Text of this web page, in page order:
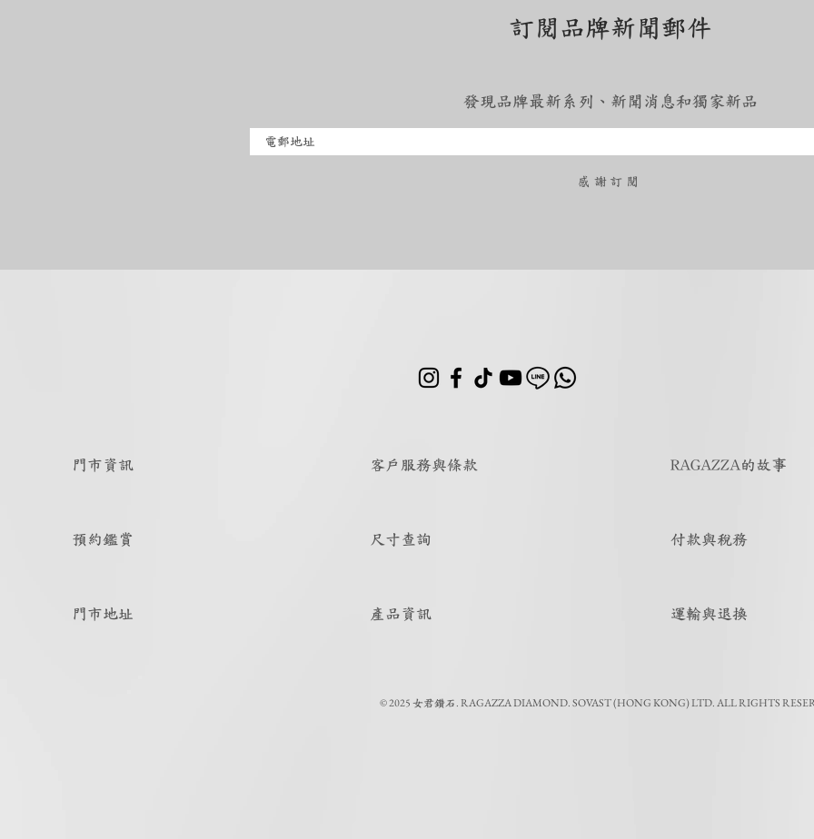
訂閱品牌新聞郵件
發現品牌最新系列、新聞消息和獨家新品
​感謝訂閱
門市資訊
預約鑑賞
門市地址
客戶服務與條款
尺寸查詢
產品資訊
RAGAZZA的故事
付款與稅務
運輸與退換
© 2025 女君鑽石.RAGAZZA DIAMOND. SOVAST (HONG KONG) LTD. ALL RIGHTS